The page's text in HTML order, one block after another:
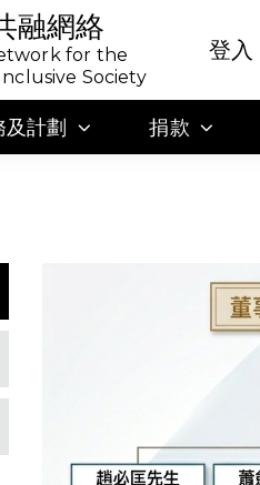
融網絡
for the
Society
登入
及計劃 捐款